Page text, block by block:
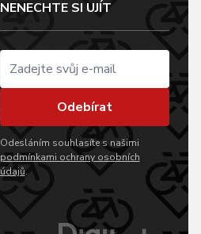
NENECHTE SI UJÍT
Odebírat
Odesláním souhlasíte s našimi
podmínkami ochrany osobních
údajů.